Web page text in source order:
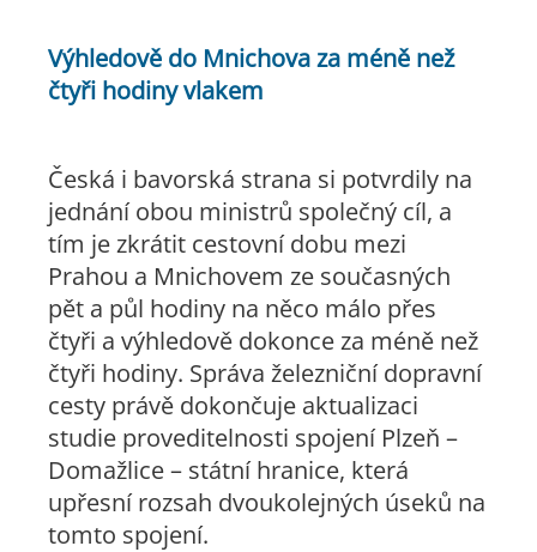
Výhledově do Mnichova za méně než
čtyři hodiny vlakem
Česká i bavorská strana si potvrdily na
jednání obou ministrů společný cíl, a
tím je zkrátit cestovní dobu mezi
Prahou a Mnichovem ze současných
pět a půl hodiny na něco málo přes
čtyři a výhledově dokonce za méně než
čtyři hodiny. Správa železniční dopravní
cesty právě dokončuje aktualizaci
studie proveditelnosti spojení Plzeň –
Domažlice – státní hranice, která
upřesní rozsah dvoukolejných úseků na
tomto spojení.